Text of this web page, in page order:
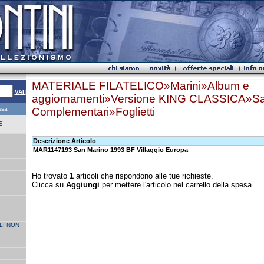
VAI!
NON
MATERIALE FILATELICO»Marini»Album e
aggiornamenti»Versione KING
Complementari»Foglietti
Descrizione Articolo
MAR1147193 San Marino 1993 BF Villaggio Europa
Ho trovato 1 articoli che rispondono alle tue richieste.
Clicca su Aggiungi per mettere l'articolo nel carrello della spesa.